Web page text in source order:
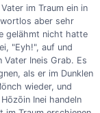
im Traum ein in
aber sehr
gelähmt nicht hatte
"Eyh!", auf und
Vater Ineis Grab. Es
als er im Dunklen
wieder, und
Inei handeln